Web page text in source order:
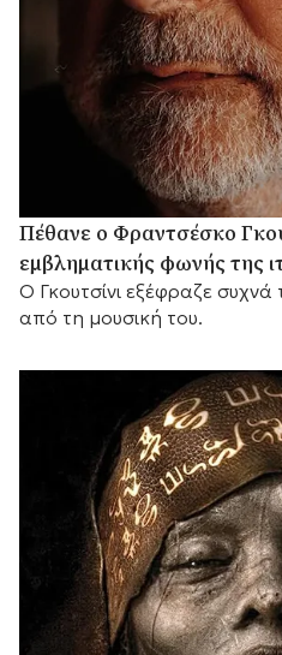
Πέθανε ο Φραντσέσκο
εμβληματικής φωνής της
Ο Γκουτσίνι εξέφραζε συχνά
από τη μουσική του.